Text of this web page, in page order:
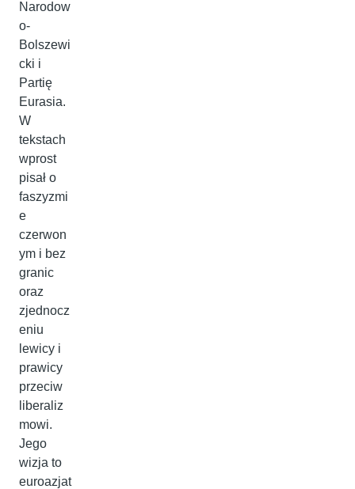
Narodow
o-
Bolszewi
cki i
Partię
Eurasia.
W
tekstach
wprost
pisał o
faszyzmi
e
czerwon
ym i bez
granic
oraz
zjednocz
eniu
lewicy i
prawicy
przeciw
liberaliz
mowi.
Jego
wizja to
euroazjat